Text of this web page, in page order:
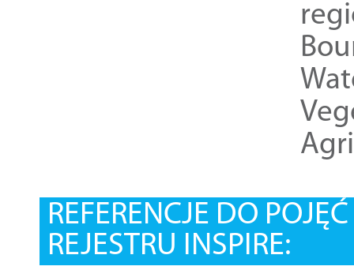
REFERENCJE DO
REJESTRU INSPIRE: